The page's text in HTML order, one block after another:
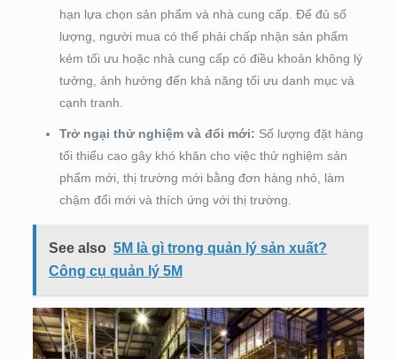
hạn lựa chọn sản phẩm và nhà cung cấp. Để đủ số
lượng, người mua có thể phải chấp nhận sản phẩm
kém tối ưu hoặc nhà cung cấp có điều khoản không lý
tưởng, ảnh hưởng đến khả năng tối ưu danh mục và
cạnh tranh.
Trở ngại thử nghiệm và đổi mới: Số lượng đặt hàng
tối thiểu cao gây khó khăn cho việc thử nghiệm sản
phẩm mới, thị trường mới bằng đơn hàng nhỏ, làm
chậm đổi mới và thích ứng với thị trường.
See also 5M là gì trong quản lý sản xuất?
Công cụ quản lý 5M